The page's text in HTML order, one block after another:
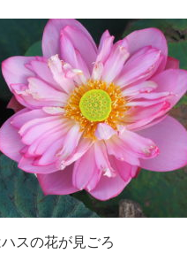
スの花が見ごろ